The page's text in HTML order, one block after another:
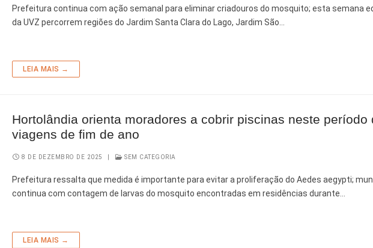
Habitação
Mobilidade Urbana
Segurança Pública
Serviços Urbanos
Prefeitura continua com ação semanal para eliminar criadouros do mosquito; esta semana
da UVZ percorrem regiões do Jardim Santa Clara do Lago, Jardim São…
LEIA MAIS →
Hortolândia orienta moradores a cobrir piscinas neste período
viagens de fim de ano
8 DE DEZEMBRO DE 2025 SEM CATEGORIA
Prefeitura ressalta que medida é importante para evitar a proliferação do Aedes aegypti;
continua com contagem de larvas do mosquito encontradas em residências durante…
LEIA MAIS →